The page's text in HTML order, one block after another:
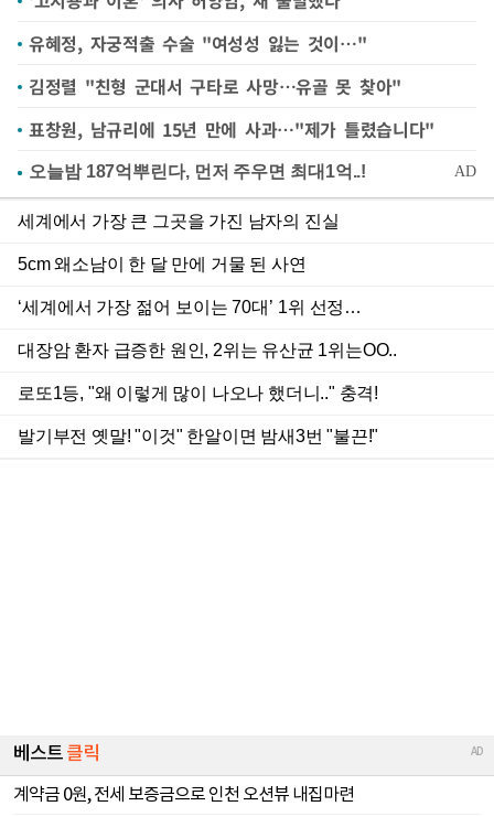
유혜정, 자궁적출 수술 "여성성 잃는 것이…"
김정렬 "친형 군대서 구타로 사망…유골 못 찾아"
표창원, 남규리에 15년 만에 사과…"제가 틀렸습니다"